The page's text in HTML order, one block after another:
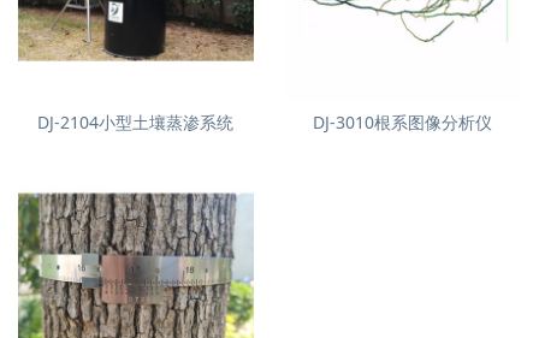
DJ-2104小型土壤蒸渗系统 DJ-3010根系图像分析仪